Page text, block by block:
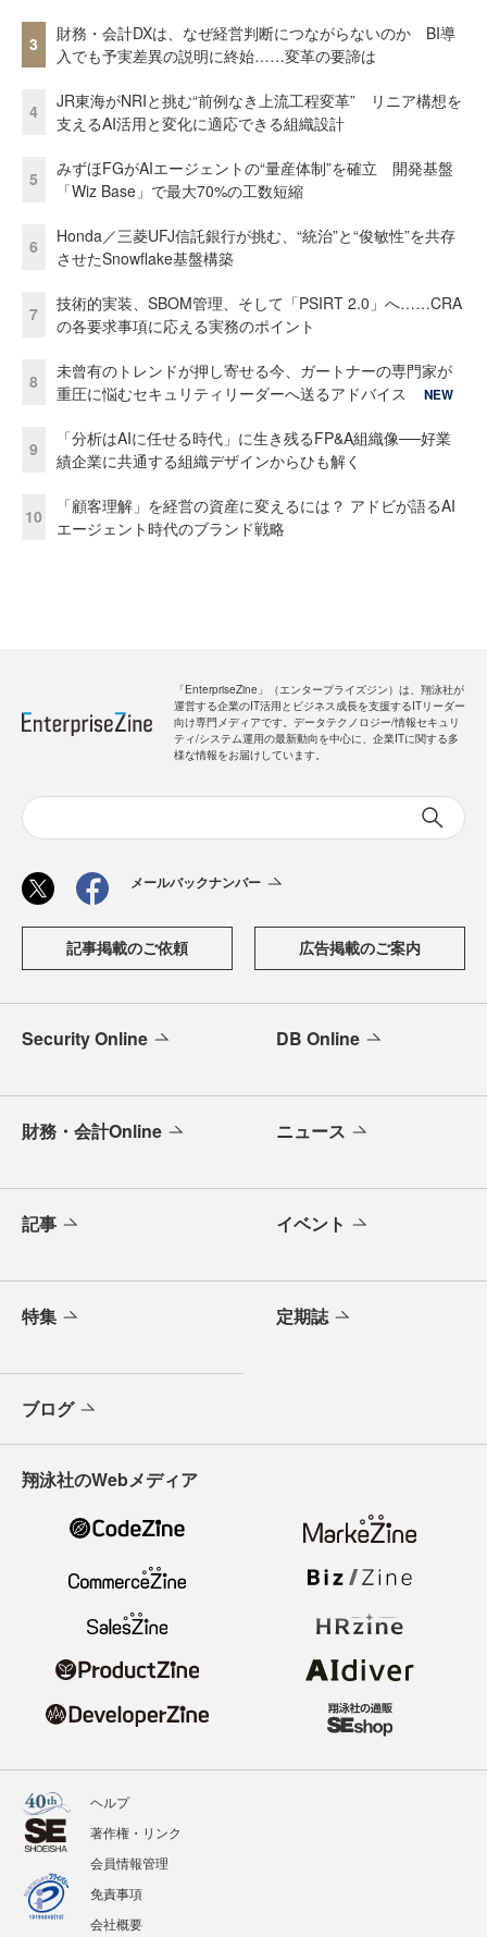
3
財務・会計DXは、なぜ経営判断につながらないのか BI導
入でも予実差異の説明に終始……変革の要諦は
4
JR東海がNRIと挑む“前例なき上流工程変革” リニア構想を
支えるAI活用と変化に適応できる組織設計
5
みずほFGがAIエージェントの“量産体制”を確立 開発基盤
「Wiz Base」で最大70%の工数短縮
6
Honda／三菱UFJ信託銀行が挑む、“統治”と“俊敏性”を共存
させたSnowflake基盤構築
7
技術的実装、SBOM管理、そして「PSIRT 2.0」へ……CRA
の各要求事項に応える実務のポイント
8
未曾有のトレンドが押し寄せる今、ガートナーの専門家が
重圧に悩むセキュリティリーダーへ送るアドバイス
NEW
9
「分析はAIに任せる時代」に生き残るFP&A組織像──好業
績企業に共通する組織デザインからひも解く
10
「顧客理解」を経営の資産に変えるには？ アドビが語るAI
エージェント時代のブランド戦略
「EnterpriseZine」（エンタープライズジン）は、翔泳社が
運営する企業のIT活用とビジネス成長を支援するITリーダー
向け専門メディアです。データテクノロジー/情報セキュリ
ティ/システム運用の最新動向を中心に、企業ITに関する多
様な情報をお届けしています。
メールバックナンバー
記事掲載のご依頼 広告掲載のご案内
Security Online DB Online
財務・会計Online ニュース
記事 イベント
特集 定期誌
ブログ
翔泳社のWebメディア
ヘルプ
著作権・リンク
会員情報管理
免責事項
会社概要